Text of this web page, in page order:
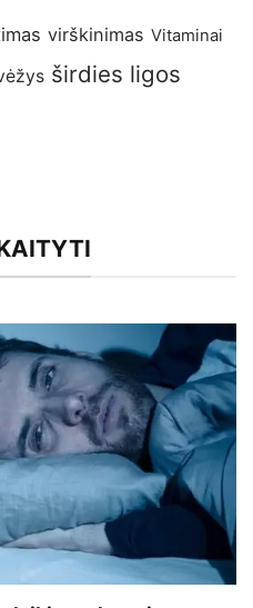
virškinimas Vitaminai
širdies ligos